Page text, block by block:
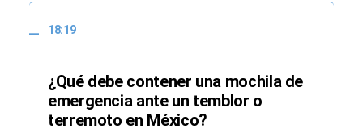
18:19
¿Qué debe contener una mochila de
emergencia ante un temblor o
terremoto en México?